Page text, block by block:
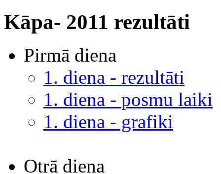
Kāpa- 2011 rezultāti
Pirmā diena
1. diena - rezultāti
1. diena - posmu laiki
1. diena - grafiki
Otrā diena